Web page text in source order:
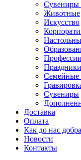
Сувениры
Животные
Искусство
Профессии
Семейные
Сувениры
Доставка
Оплата
Как до нас
Новости
Контакты